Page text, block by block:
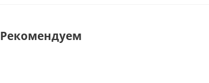
Рекомендуем